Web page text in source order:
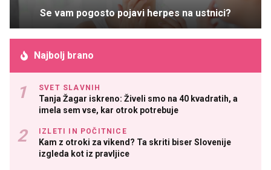
Se vam pogosto pojavi herpes na ustnici?
Najbolj brano
SVET SLAVNIH
Tanja Žagar iskreno: Živeli smo na 40 kvadratih, a
imela sem vse, kar otrok potrebuje
IZLETI IN POČITNICE
Kam z otroki za vikend? Ta skriti biser Slovenije
izgleda kot iz pravljice